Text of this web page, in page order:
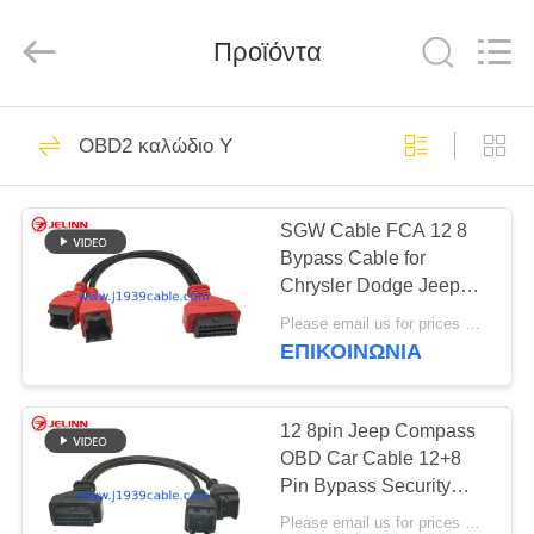
ΣΠΊΤΙ
ΠΡΟΪΌΝΤΑ
ΠΕΡΊΠΟΥ
ΕΜΕΊΣ
ΓΎΡΟΣ
ΕΡΓΟΣΤΑΣΊΩΝ
ΠΟΙΟΤΙΚΌΣ
Rights
Reserved.
ECER
Καλώδιο ELD
J1939 καλώδιο
34
Προϊόντα
OBD2 καλώδιο Υ
SGW Cable FCA 12 8
Bypass Cable for
Chrysler Dodge Jeep
RAM FCA Alfa Fiat Cars
Please email us for prices MOQ:100 τεμάχια
ΕΠΙΚΟΙΝΩΝΊΑ
12 8pin Jeep Compass
OBD Car Cable 12+8
Pin Bypass Security
Gateway SGW Wire
Please email us for prices MOQ:100 τεμάχια